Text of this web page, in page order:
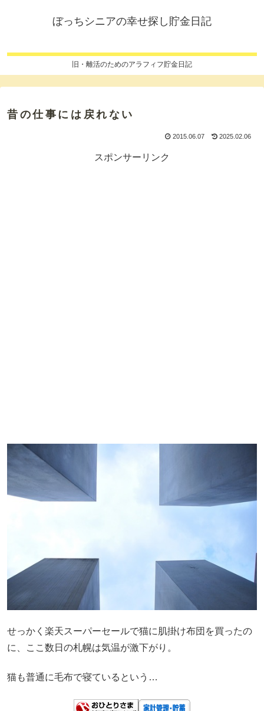
ぼっちシニアの幸せ探し貯金日記
旧・離活のためのアラフィフ貯金日記
昔の仕事には戻れない
2015.06.07 2025.02.06
スポンサーリンク
せっかく楽天スーパーセールで猫に肌掛け布団を買ったの
に、ここ数日の札幌は気温が激下がり。
猫も普通に毛布で寝ているという…